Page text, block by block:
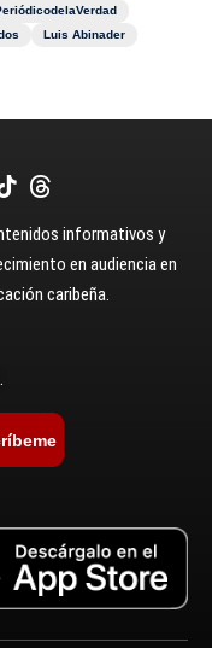
Luis Abinader
informativos y
en audiencia en
caribeña.